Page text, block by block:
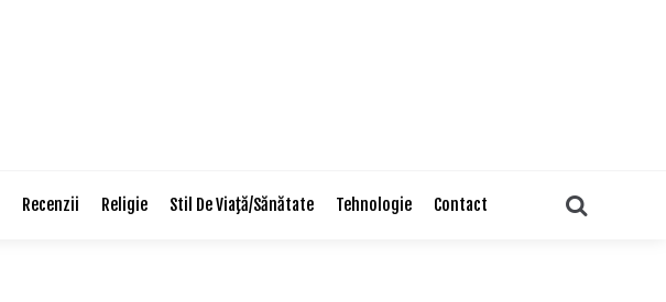
Recenzii Religie Stil De Viaţă/Sănătate Tehnologie Contact